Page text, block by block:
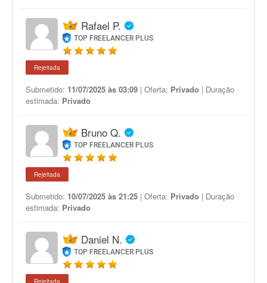
Rafael P.
TOP FREELANCER PLUS
Rejeitada
Submetido: 11/07/2025 às 03:09 | Oferta: Privado | Duração
estimada: Privado
Bruno Q.
TOP FREELANCER PLUS
Rejeitada
Submetido: 10/07/2025 às 21:25 | Oferta: Privado | Duração
estimada: Privado
Daniel N.
TOP FREELANCER PLUS
Rejeitada